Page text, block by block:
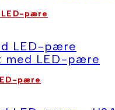
pære
pære